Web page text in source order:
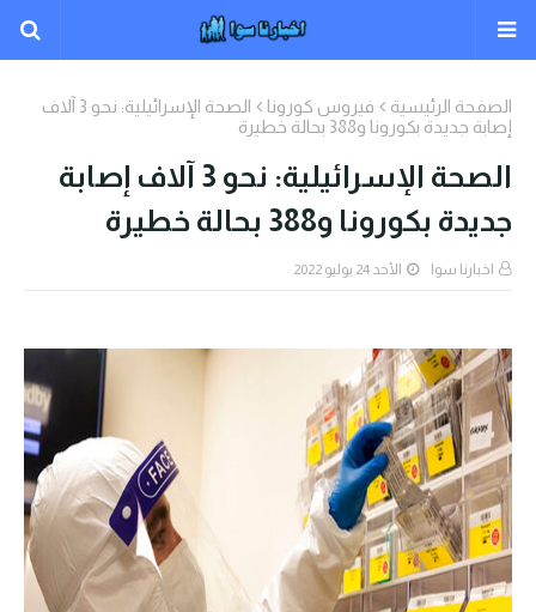
الصفحة الرئيسية فيروس كورونا
الصحة الإسرائيلية: نحو 3 آلاف
إصابة جديدة بكورونا و388 بحالة خطيرة
الصحة الإسرائيلية: نحو 3 آلاف إصابة
جديدة بكورونا و388 بحالة خطيرة
اخبارنا سوا الأحد 24 يوليو 2022